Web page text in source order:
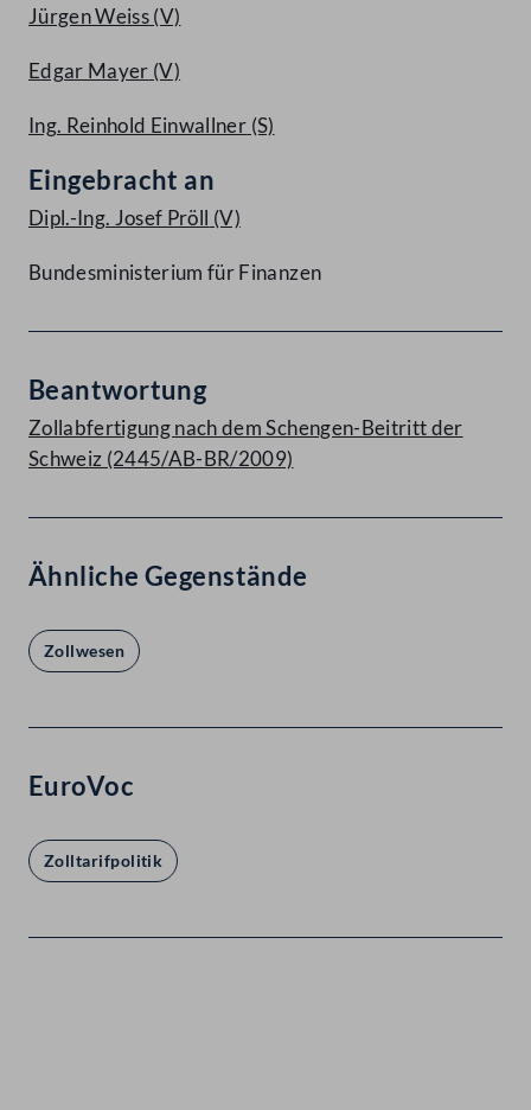
Jürgen Weiss(V)
Edgar Mayer (V)
Ing. Reinhold Einwallner (S)
Eingebracht an
Dipl.-Ing. Josef Pröll (V)
Bundesministerium für Finanzen
Beantwortung
Zollabfertigung nach dem Schengen-Beitritt der
Schweiz (2445/AB-BR/2009)
Ähnliche Gegenstände
Zollwesen
EuroVoc
Zolltarifpolitik